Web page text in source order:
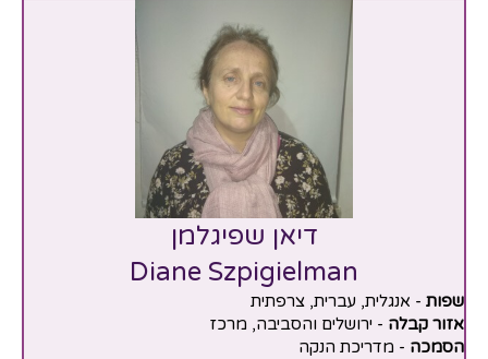
דיאן שפיגלמן
Diane Szpigielman
שפות - אנגלית, עברית, צרפתית
אזור קבלה - ירושלים והסביבה, מרכז
הסמכה - מדריכת הנקה